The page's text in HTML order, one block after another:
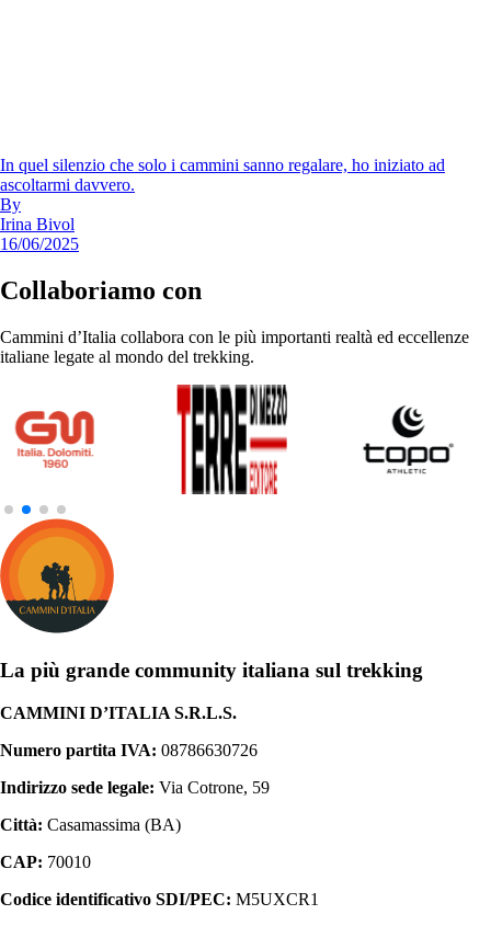
In quel silenzio che solo i cammini sanno regalare, ho iniziato ad
ascoltarmi davvero.
By
Irina Bivol
16/06/2025
Collaboriamo con
Cammini d’Italia collabora con le più importanti realtà ed eccellenze
italiane legate al mondo del trekking.
La più grande community italiana sul trekking
CAMMINI D’ITALIA S.R.L.S.
Numero partita IVA: 08786630726
Indirizzo sede legale: Via Cotrone, 59
Città: Casamassima (BA)
CAP: 70010
Codice identificativo SDI/PEC: M5UXCR1